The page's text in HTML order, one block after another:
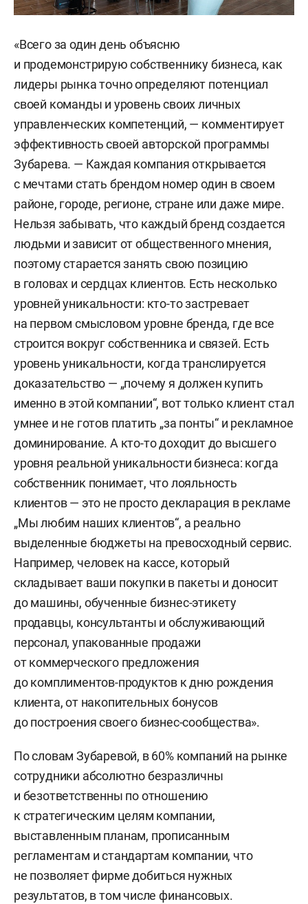
«Всего за один день объясню
и продемонстрирую собственнику бизнеса, как
лидеры рынка точно определяют потенциал
своей команды и уровень своих личных
управленческих компетенций, — комментирует
эффективность своей авторской программы
Зубарева. — Каждая компания открывается
с мечтами стать брендом номер один в своем
районе, городе, регионе, стране или даже мире.
Нельзя забывать, что каждый бренд создается
людьми и зависит от общественного мнения,
поэтому старается занять свою позицию
в головах и сердцах клиентов. Есть несколько
уровней уникальности: кто-то застревает
на первом смысловом уровне бренда, где все
строится вокруг собственника и связей. Есть
уровень уникальности, когда транслируется
доказательство — „почему я должен купить
именно в этой компании“, вот только клиент стал
умнее и не готов платить „за понты“ и рекламное
доминирование. А кто-то доходит до высшего
уровня реальной уникальности бизнеса: когда
собственник понимает, что лояльность
клиентов — это не просто декларация в рекламе
„Мы любим наших клиентов“, а реально
выделенные бюджеты на превосходный сервис.
Например, человек на кассе, который
складывает ваши покупки в пакеты и доносит
до машины, обученные бизнес-этикету
продавцы, консультанты и обслуживающий
персонал, упакованные продажи
от коммерческого предложения
до комплиментов-продуктов к дню рождения
клиента, от накопительных бонусов
до построения своего бизнес-сообщества».
По словам Зубаревой, в 60% компаний на рынке
сотрудники абсолютно безразличны
и безответственны по отношению
к стратегическим целям компании,
выставленным планам, прописанным
регламентам и стандартам компании, что
не позволяет фирме добиться нужных
результатов, в том числе финансовых.